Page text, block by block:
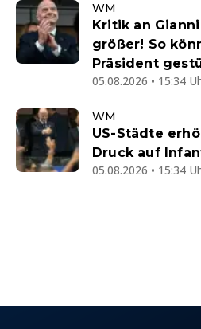
WM
Kritik an
größer! So
Präsident
05.08.2026 • 15:34
WM
US-Städte
Druck auf
05.08.2026 • 15:34